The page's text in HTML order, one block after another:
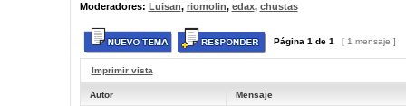
Moderadores: Luisan, riomolin, edax, chustas
Página 1 de 1 [ 1 mensaje ]
Imprimir vista
Autor Mensaje